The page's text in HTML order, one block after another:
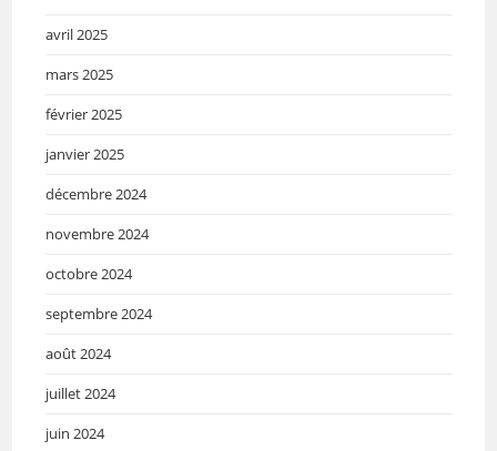
avril 2025
mars 2025
février 2025
janvier 2025
décembre 2024
novembre 2024
octobre 2024
septembre 2024
août 2024
juillet 2024
juin 2024